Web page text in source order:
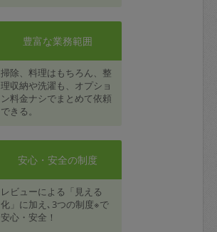
豊富な業務範囲
掃除、料理はもちろん、整
理収納や洗濯も、オプショ
ン料金ナシでまとめて依頼
できる。
安心・安全の制度
レビューによる「見える
化」に加え､3つの制度※で
安心・安全！